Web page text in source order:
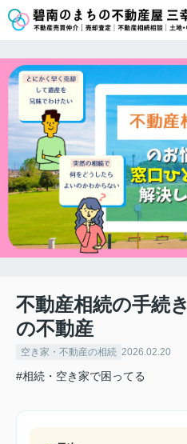
不動産相続の手続
の不動産
空き家・不動産の相続 2026.02.20
#相続・空き家で困ってる